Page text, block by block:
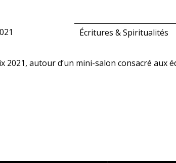
Écritures & Spiritualités
2021, autour d’un mini-salon consacré